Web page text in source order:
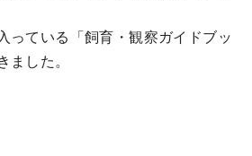
っている「飼育・観察ガイドブッ
した。